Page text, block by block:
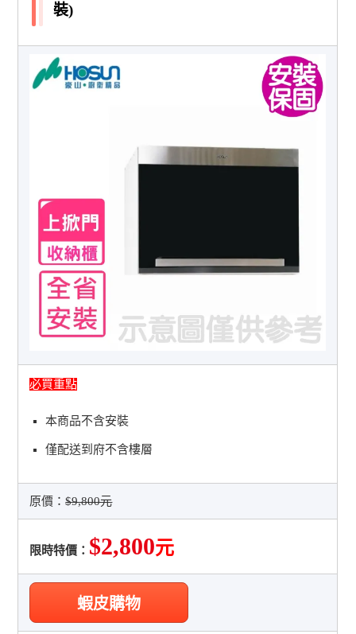
裝)
必買重點
本商品不含安裝
僅配送到府不含樓層
原價：$9,800元
限時特價： $2,800元
蝦皮購物